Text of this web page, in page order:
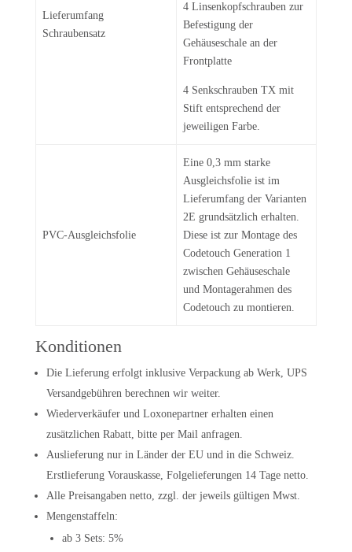
Lieferumfang
Schraubensatz
4 Linsenkopfschrauben zur
Befestigung der
Gehäuseschale an der
Frontplatte
4 Senkschrauben TX mit
Stift entsprechend der
jeweiligen Farbe.
PVC-Ausgleichsfolie
Eine 0,3 mm starke
Ausgleichsfolie ist im
Lieferumfang der Varianten
2E grundsätzlich erhalten.
Diese ist zur Montage des
Codetouch Generation 1
zwischen Gehäuseschale
und Montagerahmen des
Codetouch zu montieren.
Konditionen
Die Lieferung erfolgt inklusive Verpackung ab Werk, UPS
Versandgebühren berechnen wir weiter.
Wiederverkäufer und Loxonepartner erhalten einen
zusätzlichen Rabatt, bitte per Mail anfragen.
Auslieferung nur in Länder der EU und in die Schweiz.
Erstlieferung Vorauskasse, Folgelieferungen 14 Tage netto.
Alle Preisangaben netto, zzgl. der jeweils gültigen Mwst.
Mengenstaffeln:
ab 3 Sets: 5%